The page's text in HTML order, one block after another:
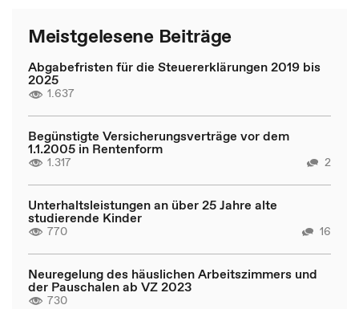
Meistgelesene Beiträge
Abgabefristen für die Steuererklärungen 2019 bis
2025
1.637
Begünstigte Versicherungsverträge vor dem
1.1.2005 in Rentenform
1.317 2
Unterhaltsleistungen an über 25 Jahre alte
studierende Kinder
770 16
Neuregelung des häuslichen Arbeitszimmers und
der Pauschalen ab VZ 2023
730